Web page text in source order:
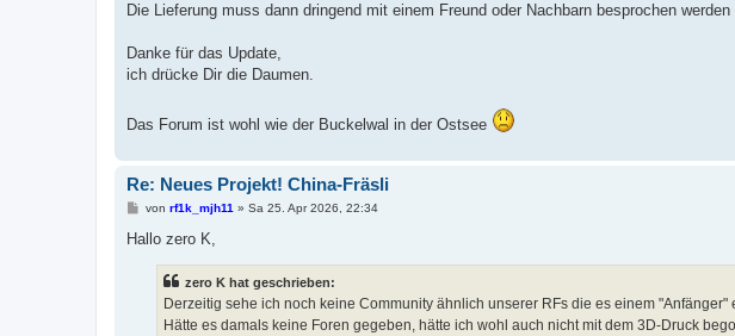
Die Lieferung muss dann dringend mit einem Freund oder Nachbarn besprochen
Danke für das Update,
ich drücke Dir die Daumen.
Das Forum ist wohl wie der Buckelwal in der Ostsee
Re: Neues Projekt! China-Fräsli
B
i
von rf1k_mjh11 » Sa 25. Apr 2026, 22:34
Hallo zero K,
zero K hat geschrieben:
Derzeitig sehe ich noch keine Community ähnlich unserer RFs die es einem
Hätte es damals keine Foren gegeben, hätte ich wohl auch nicht mit dem 3D-Druck